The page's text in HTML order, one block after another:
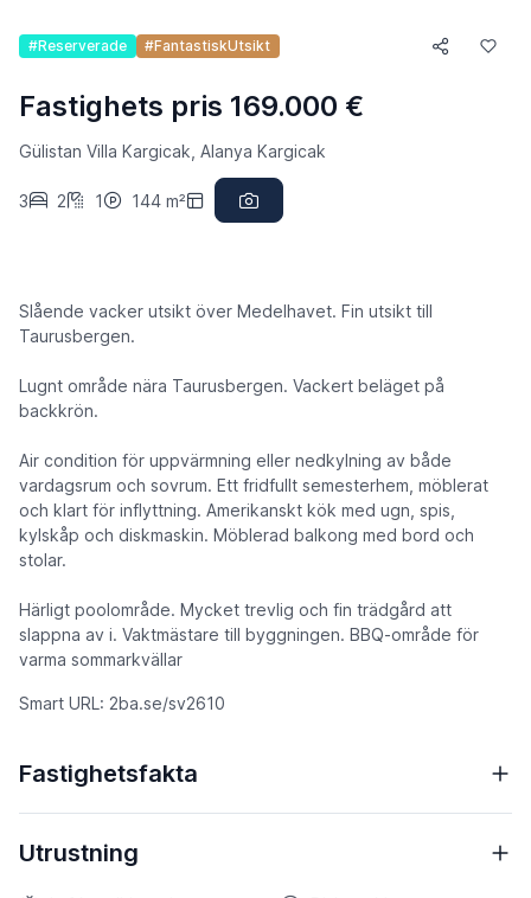
#Reserverade #FantastiskUtsikt
Fastighets pris 169.000 €
Gülistan Villa Kargicak, Alanya Kargicak
3 2 1 144 m²
Slående vacker utsikt över Medelhavet. Fin utsikt till
Taurusbergen.
Lugnt område nära Taurusbergen. Vackert beläget på
backkrön.
Air condition för uppvärmning eller nedkylning av både
vardagsrum och sovrum. Ett fridfullt semesterhem, möblerat
och klart för inflyttning. Amerikanskt kök med ugn, spis,
kylskåp och diskmaskin. Möblerad balkong med bord och
stolar.
Härligt poolområde. Mycket trevlig och fin trädgård att
slappna av i. Vaktmästare till byggningen. BBQ-område för
varma sommarkvällar
Smart URL: 2ba.se/sv2610
Fastighetsfakta
Utrustning